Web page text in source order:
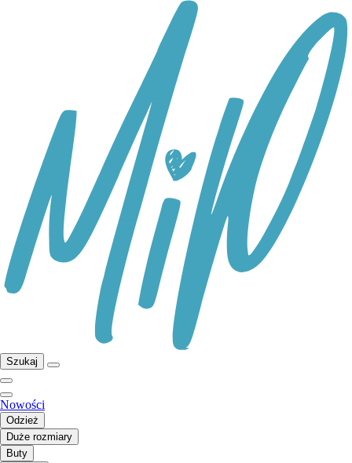
Szukaj
Nowości
Odzież
Duże rozmiary
Buty